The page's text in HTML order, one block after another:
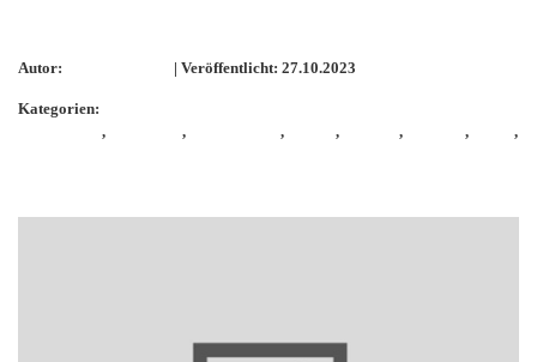
Autor: | Veröffentlicht: 27.10.2023
Kategorien:
, , , , , ,
,